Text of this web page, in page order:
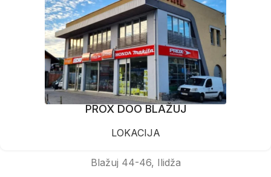
PROX DOO BLAŽUJ
LOKACIJA
Blažuj 44-46, Ilidža